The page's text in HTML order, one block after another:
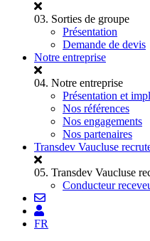
03. Sorties de groupe
Présentation
Demande de devis
Notre entreprise
04. Notre entreprise
Présentation et
Nos références
Nos engagements
Nos partenaires
Transdev Vaucluse
05. Transdev Vaucluse
Conducteur
FR